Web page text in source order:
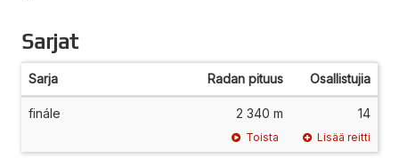
Sarjat
Sarja Radan pituus Osallistujia
finále 2 340 m 14
Toista Lisää reitti